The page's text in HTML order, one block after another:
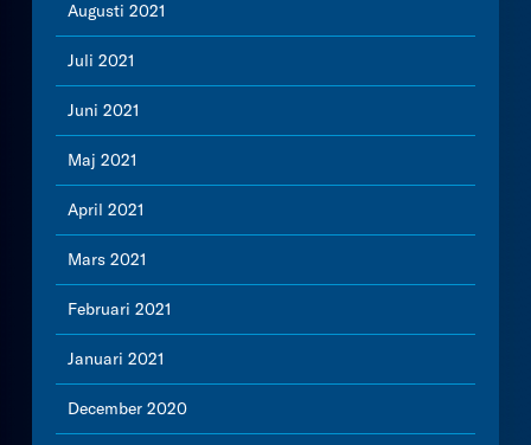
Augusti 2021
Juli 2021
Juni 2021
Maj 2021
April 2021
Mars 2021
Februari 2021
Januari 2021
December 2020